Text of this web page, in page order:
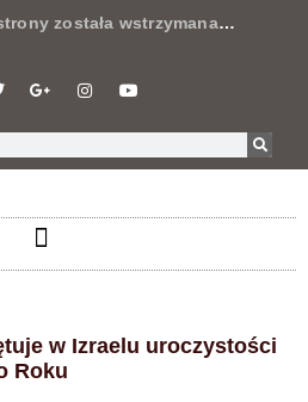
została wstrzymana…
w Izraelu uroczystości
Roku